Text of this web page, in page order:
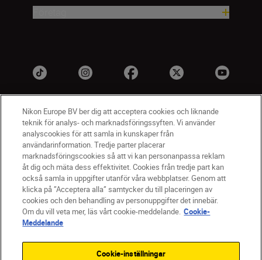
SV Nikon Sites
Kontakta oss
Policydokument om personuppgiftsbehandling
Användningsvillkor
Användarvillkor för Nikon Store
Cookie-meddelande
Tillgänglighet
Cookieinställningar
Nikon Europe BV ber dig att acceptera cookies och liknande
teknik för analys- och marknadsföringssyften. Vi använder
analyscookies för att samla in kunskaper från
användarinformation. Tredje parter placerar
marknadsföringscookies så att vi kan personanpassa reklam
åt dig och mäta dess effektivitet. Cookies från tredje part kan
också samla in uppgifter utanför våra webbplatser. Genom att
klicka på ”Acceptera alla” samtycker du till placeringen av
cookies och den behandling av personuppgifter det innebär.
Om du vill veta mer, läs vårt cookie-meddelande. Cookie-
Meddelande
Cookie-inställningar